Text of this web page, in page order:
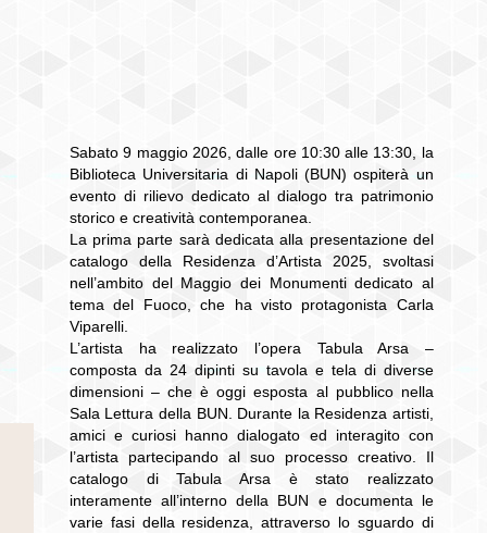
Sabato 9 maggio 2026, dalle ore 10:30 alle 13:30, la
Biblioteca Universitaria di Napoli (BUN) ospiterà un
evento di rilievo dedicato al dialogo tra patrimonio
storico e creatività contemporanea.
La prima parte sarà dedicata alla presentazione del
catalogo della Residenza d’Artista 2025, svoltasi
nell’ambito del Maggio dei Monumenti dedicato al
tema del Fuoco, che ha visto protagonista Carla
Viparelli.
L’artista ha realizzato l’opera Tabula Arsa –
composta da 24 dipinti su tavola e tela di diverse
dimensioni – che è oggi esposta al pubblico nella
Sala Lettura della BUN. Durante la Residenza artisti,
amici e curiosi hanno dialogato ed interagito con
l’artista partecipando al suo processo creativo. Il
catalogo di Tabula Arsa è stato realizzato
interamente all’interno della BUN e documenta le
varie fasi della residenza, attraverso lo sguardo di